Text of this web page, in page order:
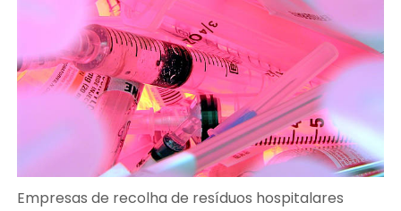
Empresas de recolha de resíduos hospitalares